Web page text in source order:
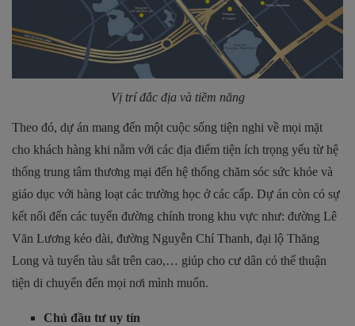
Vị trí đắc địa và tiềm năng
Theo đó, dự án mang đến một cuộc sống tiện nghi về mọi mặt
cho khách hàng khi nằm với các địa điểm tiện ích trọng yếu từ hệ
thống trung tâm thương mại đến hệ thống chăm sóc sức khỏe và
giáo dục với hàng loạt các trường học ở các cấp. Dự án còn có sự
kết nối đến các tuyến đường chính trong khu vực như: đường Lê
Văn Lương kéo dài, đường Nguyễn Chí Thanh, đại lộ Thăng
Long và tuyến tàu sắt trên cao,… giúp cho cư dân có thể thuận
tiện di chuyển đến mọi nơi mình muốn.
Chủ đầu tư uy tín